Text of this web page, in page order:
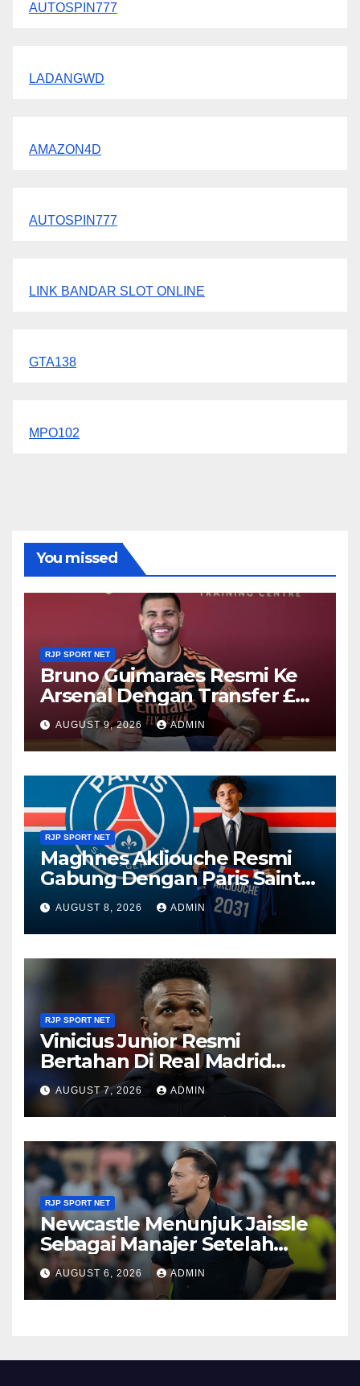
AUTOSPIN777
LADANGWD
AMAZON4D
AUTOSPIN777
LINK BANDAR SLOT ONLINE
GTA138
MPO102
You missed
RJP SPORT NET
Bruno Guimaraes Resmi Ke
Arsenal Dengan Transfer £75
Juta
AUGUST 9, 2026 ADMIN
RJP SPORT NET
Maghnes Akliouche Resmi
Gabung Dengan Paris Saint-
Germain
AUGUST 8, 2026 ADMIN
RJP SPORT NET
Vinicius Junior Resmi
Bertahan Di Real Madrid
Sampai 2032
AUGUST 7, 2026 ADMIN
RJP SPORT NET
Newcastle Menunjuk Jaissle
Sebagai Manajer Setelah
Kepergian Howe
AUGUST 6, 2026 ADMIN